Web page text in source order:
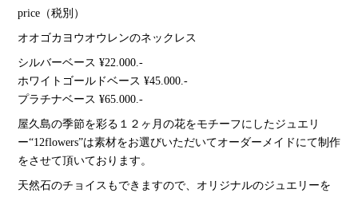
price（税別）
オオゴカヨウオウレンのネックレス
シルバーベース ¥22.000.-
ホワイトゴールドベース ¥45.000.-
プラチナベース ¥65.000.-
屋久島の季節を彩る１２ヶ月の花をモチーフにしたジュエリ
ー“12flowers”は素材をお選びいただいてオーダーメイドにて制作
をさせて頂いております。
天然石のチョイスもできますので、オリジナルのジュエリーを